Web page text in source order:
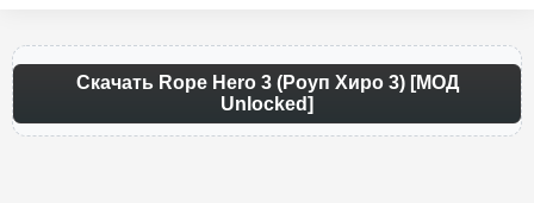
Скачать Rope Hero 3 (Роуп Хиро 3) [МОД
Unlocked]